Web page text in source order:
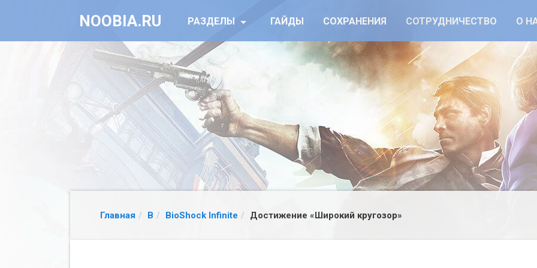
NOOBIA.RU РАЗДЕЛЫ ГАЙДЫ СОХРАНЕНИЯ СОТРУДНИЧЕСТВО О
Главная B BioShock Infinite Достижение «Широкий кругозор»